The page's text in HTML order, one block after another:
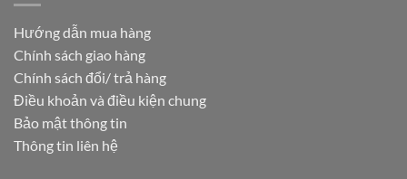
Hướng dẫn mua hàng
Chính sách giao hàng
Chính sách đổi/ trả hàng
Điều khoản và điều kiện chung
Bảo mật thông tin
Thông tin liên hệ